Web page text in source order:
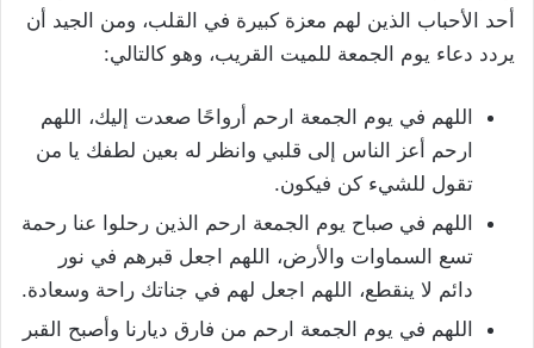
أحد الأحباب الذين لهم معزة كبيرة في القلب، ومن الجيد أن
يردد دعاء يوم الجمعة للميت القريب، وهو كالتالي:
اللهم في يوم الجمعة ارحم أرواحًا صعدت إليك، اللهم
ارحم أعز الناس إلى قلبي وانظر له بعين لطفك يا من
تقول للشيء كن فيكون.
اللهم في صباح يوم الجمعة ارحم الذين رحلوا عنا رحمة
تسع السماوات والأرض، اللهم اجعل قبرهم في نور
دائم لا ينقطع، اللهم اجعل لهم في جناتك راحة وسعادة.
اللهم في يوم الجمعة ارحم من فارق ديارنا وأصبح القبر